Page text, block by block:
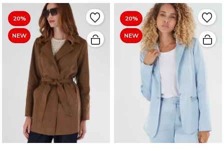
20%
NEW
20%
NEW